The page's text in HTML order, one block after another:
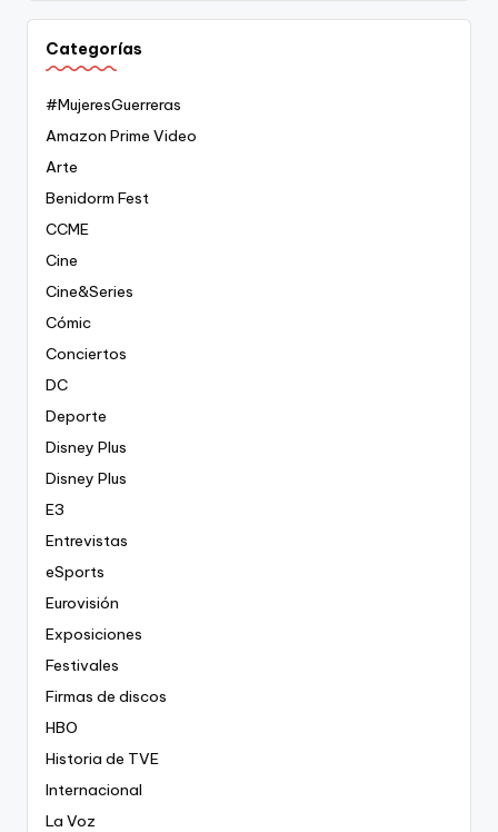
Categorías
#MujeresGuerreras
Amazon Prime Video
Arte
Benidorm Fest
CCME
Cine
Cine&Series
Cómic
Conciertos
DC
Deporte
Disney Plus
Disney Plus
E3
Entrevistas
eSports
Eurovisión
Exposiciones
Festivales
Firmas de discos
HBO
Historia de TVE
Internacional
La Voz